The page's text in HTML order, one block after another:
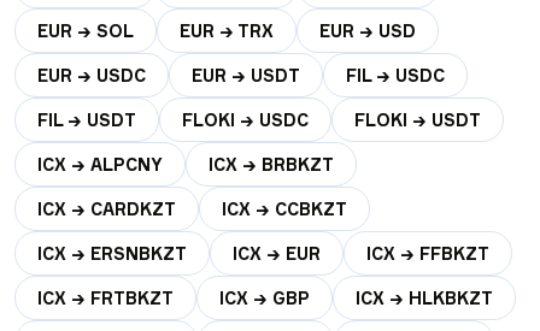
EUR → SOL EUR → TRX EUR → USD
EUR → USDC EUR → USDT FIL → USDC
FIL → USDT FLOKI → USDC FLOKI → USDT
ICX → ALPCNY ICX → BRBKZT
ICX → CARDKZT ICX → CCBKZT
ICX → ERSNBKZT ICX → EUR ICX → FFBKZT
ICX → FRTBKZT ICX → GBP ICX → HLKBKZT